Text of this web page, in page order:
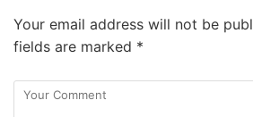
Your email address will not be
fields are marked *